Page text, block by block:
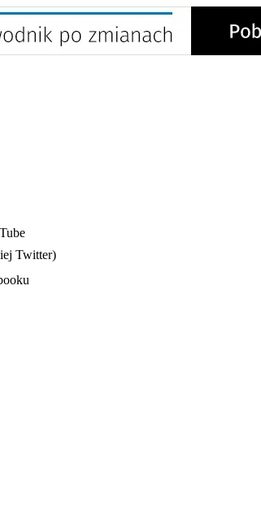
Twitter)